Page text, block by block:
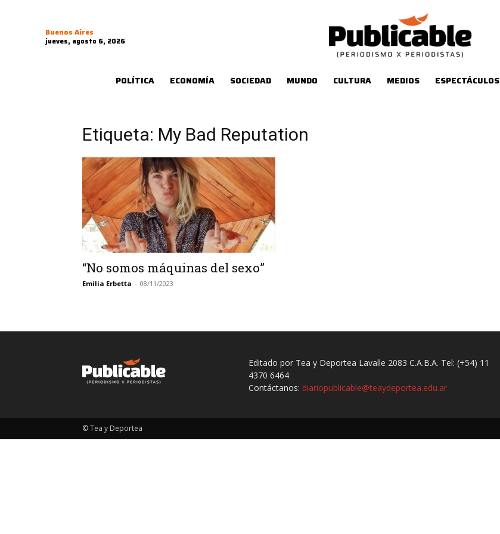
Buenos Aires
jueves, agosto 6, 2026
POLÍTICA ECONOMÍA SOCIEDAD MUNDO CULTURA MEDIOS ESPECTÁCULOS
Etiqueta: My Bad Reputation
“No somos máquinas del sexo”
Emilia Erbetta - 08/11/2023
Editado por Tea y Deportea Lavalle 2083 C.A.B.A. Tel: (+54) 11
4370 6464
Contáctanos: diariopublicable@teaydeportea.edu.ar
© Tea y Deportea